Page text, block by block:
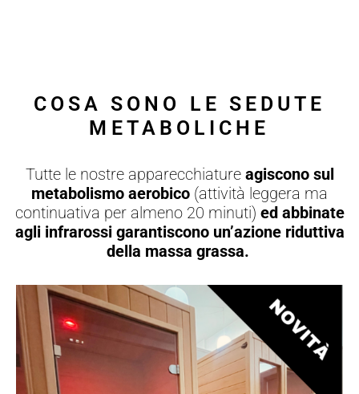
COSA SONO LE SEDUTE
METABOLICHE
Tutte le nostre apparecchiature agiscono sul
metabolismo aerobico (attività leggera ma
continuativa per almeno 20 minuti) ed abbinate
agli infrarossi garantiscono un’azione riduttiva
della massa grassa.